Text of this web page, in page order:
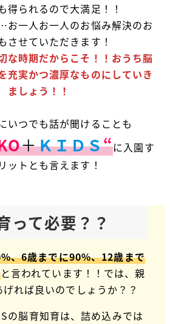
得られるので大満足！！
お一人お一人のお悩み解決のお
させていただきます！
な時期だからこそ！！おうち脳
充実かつ濃厚なものにしていき
ましょう！！
いつでも話が聞けることも
＋ＫＩＤＳ“に入園す
ットとも言えます！
って必要？？
、6歳までに90%、12歳まで
と言われています！！では、親
れば良いのでしょうか？？
の脳育知育は、詰め込みでは